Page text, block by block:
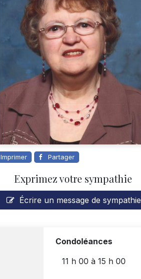
Imprimer Partager
Exprimez votre sympathie
Écrire un message de sympathie
Condoléances
11 h 00 à 15 h 00